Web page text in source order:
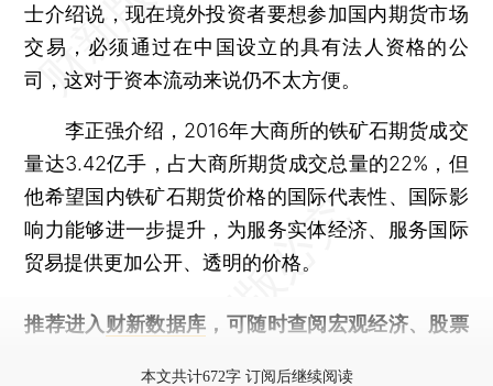
士介绍说，现在境外投资者要想参加国内期货市场
交易，必须通过在中国设立的具有法人资格的公
司，这对于资本流动来说仍不太方便。
李正强介绍，2016年大商所的铁矿石期货成交
量达3.42亿手，占大商所期货成交总量的22%，但
他希望国内铁矿石期货价格的国际代表性、国际影
响力能够进一步提升，为服务实体经济、服务国际
贸易提供更加公开、透明的价格。
推荐进入 财新数据库 ，可随时查阅宏观经济、股票
本文共计672字 订阅后继续阅读